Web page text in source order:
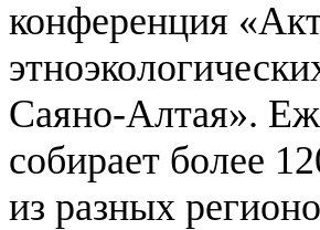
конференция
Саяно-Алтая».
собирает более
из разных